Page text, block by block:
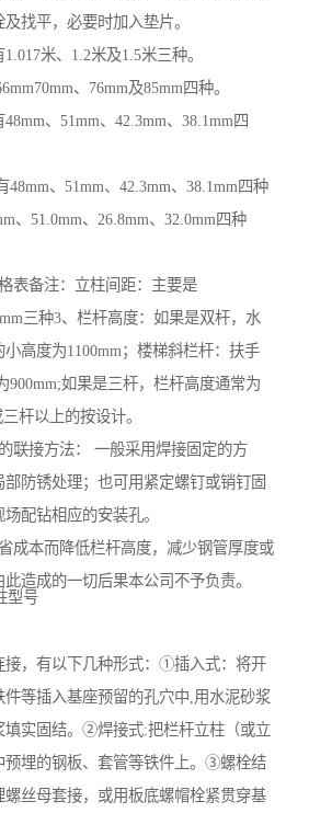
找平，必要时加入垫片。
米、1.2米及1.5米三种。
、76mm及85mm四种。
、51mm、42.3mm、38.1mm四
48mm、51mm、42.3mm、38.1mm四种
、51.0mm、26.8mm、32.0mm四种
表备注：立柱间距：主要是
三种3、栏杆高度：如果是双杆，水
高度为1100mm；楼梯斜栏杆：扶手
900mm;如果是三杆，栏杆高度通常为
杆以上的按设计。
联接方法： 一般采用焊接固定的方
防锈处理；也可用紧定螺钉或销钉固
配钻相应的安装孔。
成本而降低栏杆高度，减少钢管厚度或
造成的一切后果本公司不予负责。
接，有以下几种形式：①插入式：将开
件等插入基座预留的孔穴中,用水泥砂浆
填实固结。②焊接式:把栏杆立柱（或立
预埋的钢板、套管等铁件上。③螺栓结
螺丝母套接，或用板底螺帽栓紧贯穿基